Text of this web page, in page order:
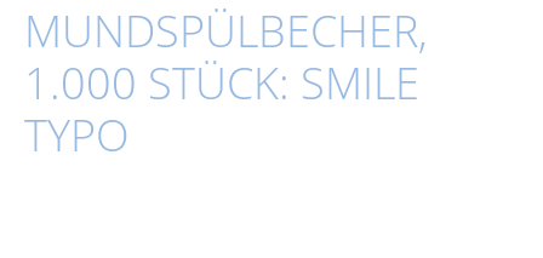
MUNDSPÜLBECHER,
1.000 STÜCK: SMILE
TYPO